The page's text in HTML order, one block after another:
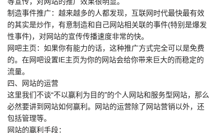
制造事件推广：越来越多的人都发现，互联网时代最快最有效
的其实是炒作，有意制造和自己网站相关联的事件(特别是爆发
性事件)，对网站的宣传传播速度非常的快。
网吧主页：如果你有能力的话，这种推广方式完全可以是免费
的。在网吧设置IE主页为你的网站会给你带来巨大的而稳定的
流量。
四、网站的运营
这里我们不谈“不以赢利为目的”的个人网站和服务型网站，那么
必然要讲到网站如何赢利。网站的运营除了网站营销以外，还
包括管理等。
网站的赢利手段：